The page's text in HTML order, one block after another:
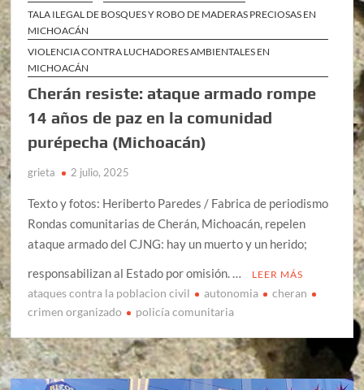
TALA ILEGAL DE BOSQUES Y ROBO DE MADERAS PRECIOSAS EN
MICHOACÁN
VIOLENCIA CONTRA LUCHADORES AMBIENTALES EN
MICHOACÁN
Cherán resiste: ataque armado rompe
14 años de paz en la comunidad
purépecha (Michoacán)
grieta 2 julio, 2025
Texto y fotos: Heriberto Paredes / Fabrica de periodismo
Rondas comunitarias de Cherán, Michoacán, repelen
ataque armado del CJNG: hay un muerto y un herido;
responsabilizan al Estado por omisión. …
LEER MÁS
ataques contra la poblacion civil autonomia
cheran
crimen organizado
policía comunitaria